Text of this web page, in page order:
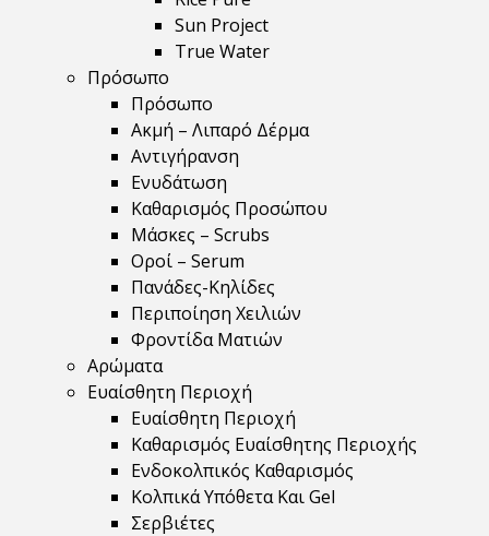
Sun Project
True Water
Πρόσωπο
Πρόσωπο
Ακμή – Λιπαρό Δέρμα
Αντιγήρανση
Ενυδάτωση
Καθαρισμός Προσώπου
Μάσκες – Scrubs
Οροί – Serum
Πανάδες-Κηλίδες
Περιποίηση Χειλιών
Φροντίδα Ματιών
Αρώματα
Ευαίσθητη Περιοχή
Ευαίσθητη Περιοχή
Καθαρισμός Ευαίσθητης Περιοχής
Ενδοκολπικός Καθαρισμός
Κολπικά Υπόθετα Και Gel
Σερβιέτες